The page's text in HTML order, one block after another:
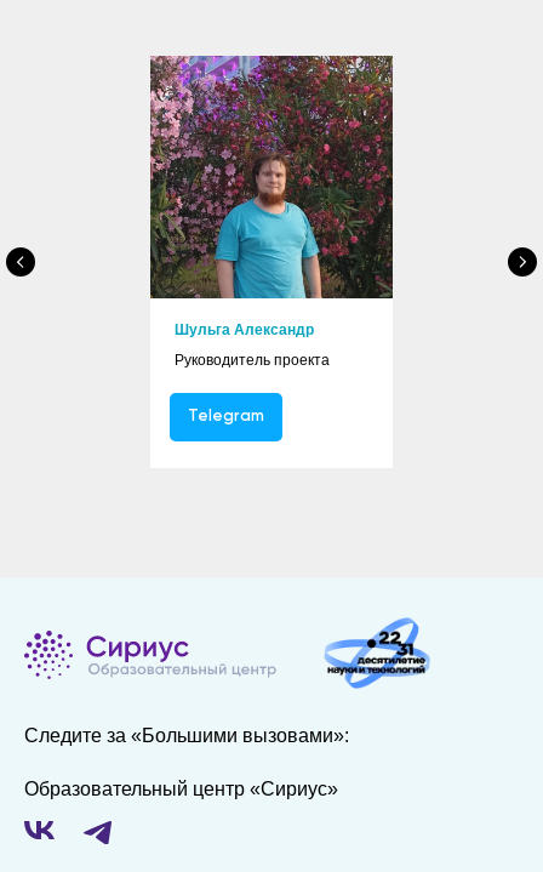
Шульга Александр
Руководитель проекта
Telegram
Следите за «Большими вызовами»:
Образовательный центр «Сириус»